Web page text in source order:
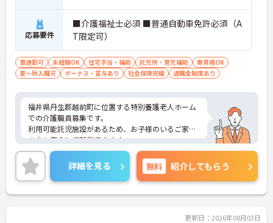
応募要件
■介護福祉士必須 ■普通自動車免許必須（A
T限定可）
車通勤可 未経験OK 住宅手当・補助 託児所・育児補助
無資格OK
夏～秋入職可
ボーナス・賞与あり 社会保険完備 退職金制度あり
福井県丹生郡越前町に位置する特別養護老人ホーム
での介護職員募集です。
利用可能託児施設があるため、お子様のいるご家庭
の方も安心して就業できます。
昇給・賞与があるため、あなたの仕事の頑張りがし
っかり評価されます！
ご興味のある方は面接のポイントをお伝えいたしま
すので、お気軽にお問い合わせください。
詳細を見る 無料 紹介してもらう
更新日：2026年08月03日